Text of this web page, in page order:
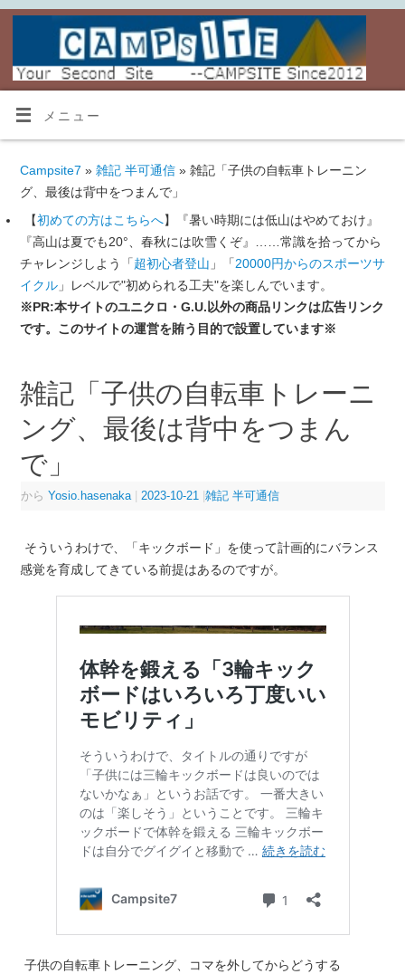
メニュー
Campsite7 » 雑記 半可通信» 雑記「子供の自転車トレーニン
グ、最後は背中をつまんで」
【初めての方はこちらへ】『暑い時期には低山はやめておけ』
『高山は夏でも20°、春秋には吹雪くぞ』……常識を拾ってから
チャレンジしよう「超初心者登山 」「20000円からのスポーツサ
イクル」レベルで"初められる工夫"を楽しんでいます。
※PR:本サイトのユニクロ・G.U.以外の商品リンクは広告リンク
です。このサイトの運営を賄う目的で設置しています※
雑記「子供の自転車トレーニ
ング、最後は背中をつまん
で」
から Yosio.hasenaka 2023-10-21 雑記 半可通信
そういうわけで、「キックボード」を使って計画的にバランス
感覚を育成してきている前提はあるのですが。
子供の自転車トレーニング、コマを外してからどうする